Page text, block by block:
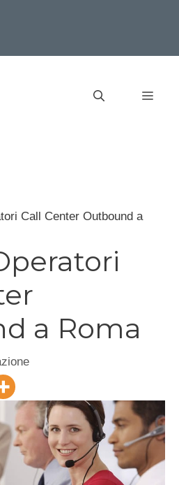
Call Center Outbound a
a Roma